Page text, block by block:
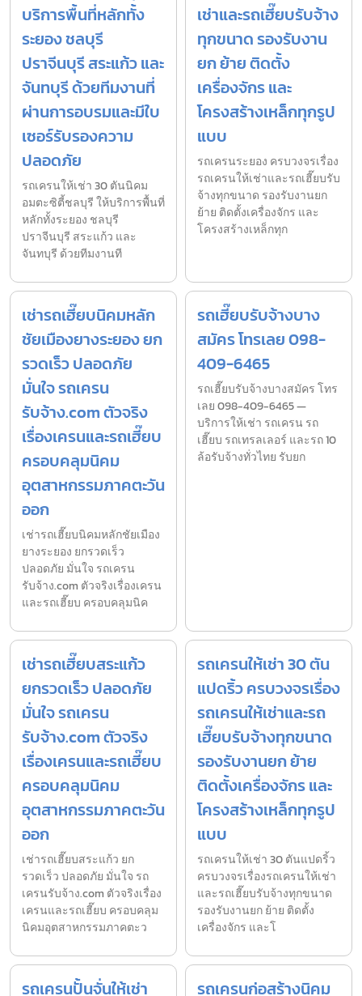
บริการพื้นที่หลักทั้ง
ระยอง ชลบุรี
ปราจีนบุรี สระแก้ว และ
จันทบุรี ด้วยทีมงานที่
ผ่านการอบรมและมีใบ
เซอร์รับรองความ
ปลอดภัย
รถเครนให้เช่า 30 ตันนิคม
อมตะซิตี้ชลบุรี ให้บริการพื้นที่
หลักทั้งระยอง ชลบุรี
ปราจีนบุรี สระแก้ว และ
จันทบุรี ด้วยทีมงานที
เช่าและรถเฮี๊ยบรับจ้าง
ทุกขนาด รองรับงาน
ยก ย้าย ติดตั้ง
เครื่องจักร และ
โครงสร้างเหล็กทุกรูป
แบบ
รถเครนระยอง ครบวงจรเรื่อง
รถเครนให้เช่าและรถเฮี๊ยบรับ
จ้างทุกขนาด รองรับงานยก
ย้าย ติดตั้งเครื่องจักร และ
โครงสร้างเหล็กทุก
เช่ารถเฮี๊ยบนิคมหลัก
ชัยเมืองยางระยอง ยก
รวดเร็ว ปลอดภัย
มั่นใจ รถเครน
รับจ้าง.com ตัวจริง
เรื่องเครนและรถเฮี๊ยบ
ครอบคลุมนิคม
อุตสาหกรรมภาคตะวัน
ออก
เช่ารถเฮี๊ยบนิคมหลักชัยเมือง
ยางระยอง ยกรวดเร็ว
ปลอดภัย มั่นใจ รถเครน
รับจ้าง.com ตัวจริงเรื่องเครน
และรถเฮี๊ยบ ครอบคลุมนิค
รถเฮี๊ยบรับจ้างบาง
สมัคร โทรเลย 098-
409-6465
รถเฮี๊ยบรับจ้างบางสมัคร โทร
เลย 098-409-6465 —
บริการให้เช่า รถเครน รถ
เฮี๊ยบ รถเทรลเลอร์ และรถ 10
ล้อรับจ้างทั่วไทย รับยก
เช่ารถเฮี๊ยบสระแก้ว
ยกรวดเร็ว ปลอดภัย
มั่นใจ รถเครน
รับจ้าง.com ตัวจริง
เรื่องเครนและรถเฮี๊ยบ
ครอบคลุมนิคม
อุตสาหกรรมภาคตะวัน
ออก
เช่ารถเฮี๊ยบสระแก้ว ยก
รวดเร็ว ปลอดภัย มั่นใจ รถ
เครนรับจ้าง.com ตัวจริงเรื่อง
เครนและรถเฮี๊ยบ ครอบคลุม
นิคมอุตสาหกรรมภาคตะว
รถเครนให้เช่า 30 ตัน
แปดริ้ว ครบวงจรเรื่อง
รถเครนให้เช่าและรถ
เฮี๊ยบรับจ้างทุกขนาด
รองรับงานยก ย้าย
ติดตั้งเครื่องจักร และ
โครงสร้างเหล็กทุกรูป
แบบ
รถเครนให้เช่า 30 ตันแปดริ้ว
ครบวงจรเรื่องรถเครนให้เช่า
และรถเฮี๊ยบรับจ้างทุกขนาด
รองรับงานยก ย้าย ติดตั้ง
เครื่องจักร และโ
รถเครนปั้นจั่นให้เช่า
รถเครนก่อสร้างนิคม